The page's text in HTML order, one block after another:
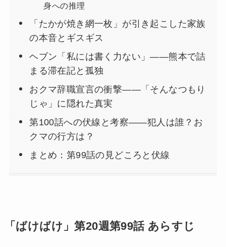
身への推理
「たかが焼き網一枚」が引き起こした家族
の本音とギスギス
ヘブン「私には書く力ない」——熊本で詰
まる滞在記と孤独
おクマ辞職宣言の衝撃——「そんなつもり
じゃ」に隠れた真実
第100話への伏線と考察——犯人は誰？お
クマの行方は？
まとめ：第99話の見どころと伏線
「ばけばけ」第20週第99話 あらすじ